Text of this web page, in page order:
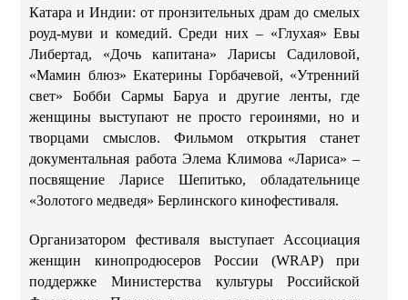
Катара и Индии: от пронзительных драм до смелых
роуд-муви и комедий. Среди них – «Глухая» Евы
Либертад, «Дочь капитана» Ларисы Садиловой,
«Мамин блюз» Екатерины Горбачевой, «Утренний
свет» Бобби Сармы Баруа и другие ленты, где
женщины выступают не просто героинями, но и
творцами смыслов. Фильмом открытия станет
документальная работа Элема Климова «Лариса» –
посвящение Ларисе Шепитько, обладательнице
«Золотого медведя» Берлинского кинофестиваля.
Организатором фестиваля выступает Ассоциация
женщин кинопродюсеров России (WRAP) при
поддержке Министерства культуры Российской